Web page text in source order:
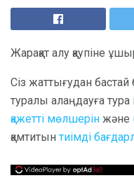
Жарақат алу қаупіне
Сіз жаттығудан бастай
туралы алаңдауға тура
қажетті мөлшерін және
қамтитын тиімді